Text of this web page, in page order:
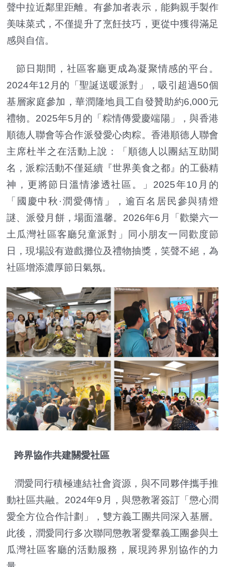
聲中拉近鄰里距離。有參加者表示，能夠親手製作
美味菜式，不僅提升了烹飪技巧，更從中獲得滿足
感與自信。
節日期間，社區客廳更成為凝聚情感的平台。
2024年12月的「聖誕送暖派對」，吸引超過50個
基層家庭參加，華潤隆地員工自發贊助約6,000元
禮物。2025年5月的「粽情傳愛慶端陽」，與香港
順德人聯會等合作派發愛心肉粽。香港順德人聯會
主席杜半之在活動上說：「順德人以團結互助聞
名，派粽活動不僅延續『世界美食之都』的工藝精
神，更將節日溫情滲透社區。」2025年10月的
「國慶中秋·潤愛傳情」，逾百名居民參與猜燈
謎、派發月餅，場面溫馨。2026年6月「歡樂六一
土瓜灣社區客廳兒童派對」同小朋友一同歡度節
日，現場設有遊戲攤位及禮物抽獎，笑聲不絕，為
社區增添濃厚節日氣氛。
跨界協作共建關愛社區
潤愛同行積極連結社會資源，與不同夥伴攜手推
動社區共融。2024年9月，與懲教署簽訂「懲心潤
愛全方位合作計劃」，雙方義工團共同深入基層。
此後，潤愛同行多次聯同懲教署愛羣義工團參與土
瓜灣社區客廳的活動服務，展現跨界別協作的力